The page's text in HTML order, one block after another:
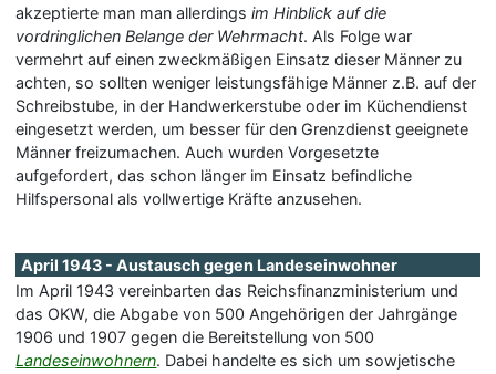
akzeptierte man man allerdingsim Hinblick auf die
vordringlichen Belange der Wehrmacht. Als Folge war
vermehrt auf einen zweckmäßigen Einsatz dieser Männer zu
achten, so sollten weniger leistungsfähige Männer z.B. auf der
Schreibstube, in der Handwerkerstube oder im Küchendienst
eingesetzt werden, um besser für den Grenzdienst geeignete
Männer freizumachen. Auch wurden Vorgesetzte
aufgefordert, das schon länger im Einsatz befindliche
Hilfspersonal als vollwertige Kräfte anzusehen.
April 1943 - Austausch gegen Landeseinwohner
Im April 1943 vereinbarten das Reichsfinanzministerium und
das OKW, die Abgabe von 500 Angehörigen der Jahrgänge
1906 und 1907 gegen die Bereitstellung von 500
Landeseinwohnern. Dabei handelte es sich um sowjetische